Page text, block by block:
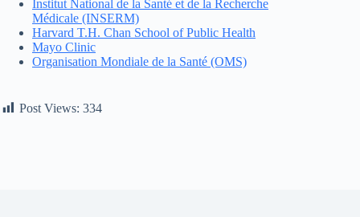
Institut National de la Santé et de la Recherche
Médicale (INSERM)
Harvard T.H. Chan School of Public Health
Mayo Clinic
Organisation Mondiale de la Santé (OMS)
Post Views: 334